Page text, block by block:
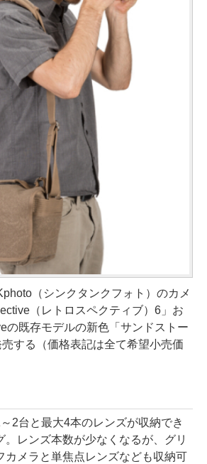
（シンクタンクフォト）のカメ
（レトロスペクティブ）6」お
の既存モデルの新色「サンドストー
する（価格表記は全て希望小売価
2台と最大4本のレンズが収納でき
。レンズ本数が少なくなるが、グリ
カメラと単焦点レンズなども収納可